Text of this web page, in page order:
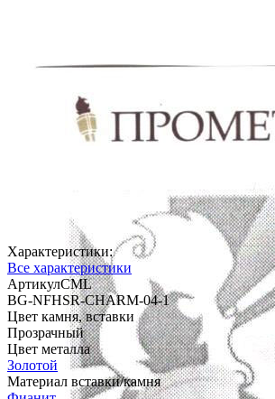
Характеристики:
Все характеристики
АртикулCML
BG-NFHSR-CHARM-04-1
Цвет камня, вставки
Прозрачный
Цвет металла
Золотой
Материал вставки/камня